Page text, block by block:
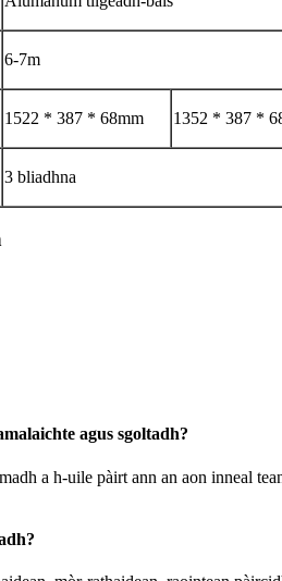
6-7m
1522 * 387 * 68mm 1352 * 387 *
3 bliadhna
agus sgoltadh?
a h-uile pàirt ann an aon inneal